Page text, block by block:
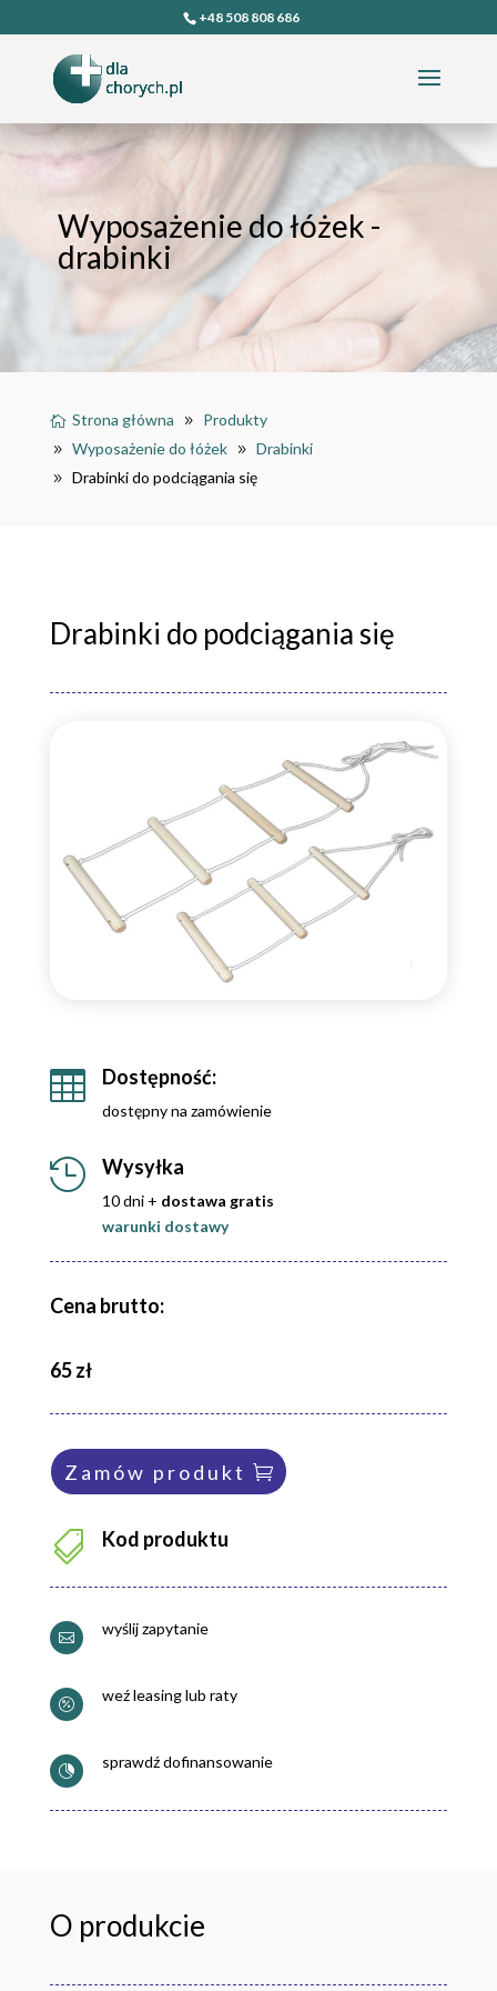
+48 508 808 686
Wyposażenie do łóżek -
drabinki
Strona główna
Produkty
Wyposażenie do łóżek
Drabinki
Drabinki do podciągania się
Drabinki do podciągania się
 Dostępność:
dostępny na zamówienie
 Wysyłka
10 dni + dostawa gratis
warunki dostawy
Cena brutto:
65 zł
Zamów produkt
 Kod produktu
 wyślij zapytanie
 weź leasing lub raty
 sprawdź dofinansowanie
O produkcie